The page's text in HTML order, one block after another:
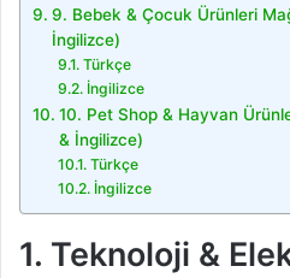
9. Bebek & Çocuk Ürünleri
İngilizce)
Türkçe
İngilizce
10. Pet Shop & Hayvan
& İngilizce)
Türkçe
İngilizce
1. Teknoloji &